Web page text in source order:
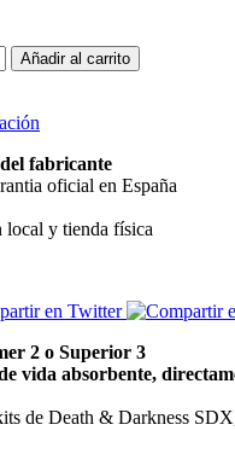
Añadir al carrito
fabricante
oficial en España
local y tienda física
2 o Superior 3
vida absorbente,
de Death & Darkness